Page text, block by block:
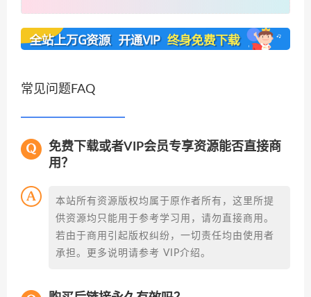
常见问题FAQ
免费下载或者VIP会员专享资源能否直接商
用？
本站所有资源版权均属于原作者所有，这里所提
供资源均只能用于参考学习用，请勿直接商用。
若由于商用引起版权纠纷，一切责任均由使用者
承担。更多说明请参考 VIP介绍。